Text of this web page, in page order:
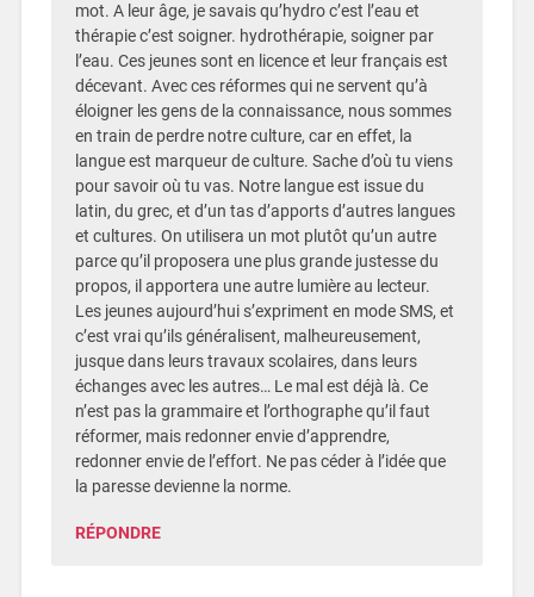
mot. A leur âge, je savais qu’hydro c’est l’eau et
thérapie c’est soigner. hydrothérapie, soigner par
l’eau. Ces jeunes sont en licence et leur français est
décevant. Avec ces réformes qui ne servent qu’à
éloigner les gens de la connaissance, nous sommes
en train de perdre notre culture, car en effet, la
langue est marqueur de culture. Sache d’où tu viens
pour savoir où tu vas. Notre langue est issue du
latin, du grec, et d’un tas d’apports d’autres langues
et cultures. On utilisera un mot plutôt qu’un autre
parce qu’il proposera une plus grande justesse du
propos, il apportera une autre lumière au lecteur.
Les jeunes aujourd’hui s’expriment en mode SMS, et
c’est vrai qu’ils généralisent, malheureusement,
jusque dans leurs travaux scolaires, dans leurs
échanges avec les autres… Le mal est déjà là. Ce
n’est pas la grammaire et l’orthographe qu’il faut
réformer, mais redonner envie d’apprendre,
redonner envie de l’effort. Ne pas céder à l’idée que
la paresse devienne la norme.
RÉPONDRE